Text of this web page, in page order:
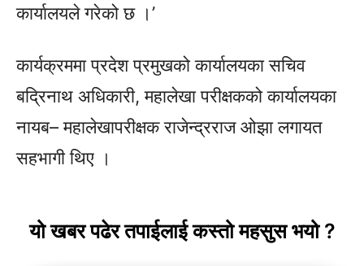
कार्यालयले गरेको छ ।’
कार्यक्रममा प्रदेश प्रमुखको कार्यालयका सचिव
बद्रिनाथ अधिकारी, महालेखा परीक्षकको कार्यालयका
नायब–महालेखापरीक्षक राजेन्द्रराज ओझा लगायत
सहभागी थिए ।
यो खबर पढेर तपाईलाई कस्तो महसुस भयो ?